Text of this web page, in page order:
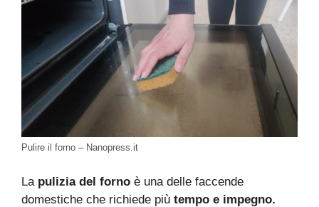
Pulire il forno – Nanopress.it
La pulizia del forno è una delle faccende
domestiche che richiede più tempo e impegno.